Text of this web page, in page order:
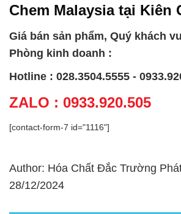
Chem Malaysia tại Kiên
Giá bán sản phẩm, Quý khách
Phòng kinh doanh :
Hotline : 028.3504.5555 -
ZALO : 0933.920.505
[contact-form-7 id="1116"]
Author: Hóa Chất Đắc Trường
28/12/2024